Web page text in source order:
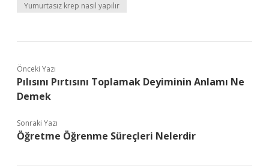
Yumurtasız krep nasıl yapılır
Önceki Yazı
Pılısını Pırtısını Toplamak Deyiminin Anlamı Ne
Demek
Sonraki Yazı
Öğretme Öğrenme Süreçleri Nelerdir